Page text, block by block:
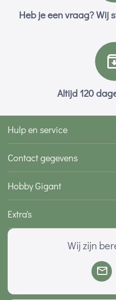
Heb je een vraag? Wij
Altijd 120
Hulp en service
Contact gegevens
Hobby Gigant
Extra's
Wij zijn